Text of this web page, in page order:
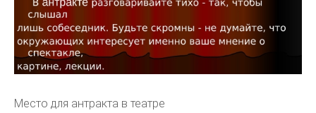
Место для антракта в театре